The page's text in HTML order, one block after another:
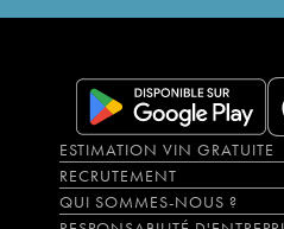
ESTIMATION VIN GRATUITE
RECRUTEMENT
QUI SOMMES-NOUS ?